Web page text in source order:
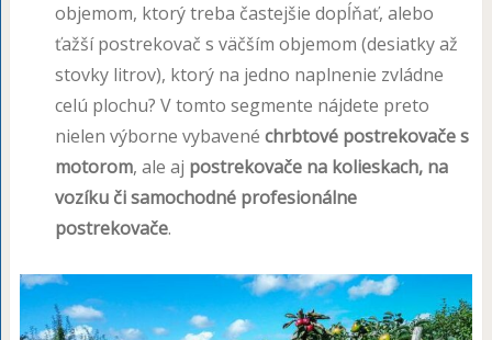
objemom, ktorý treba častejšie dopĺňať, alebo
ťažší postrekovač s väčším objemom (desiatky až
stovky litrov), ktorý na jedno naplnenie zvládne
celú plochu? V tomto segmente nájdete preto
nielen výborne vybavené chrbtové postrekovače s
motorom, ale aj postrekovače na kolieskach, na
vozíku či samochodné profesionálne
postrekovače.